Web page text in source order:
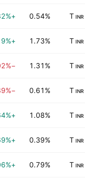
INR
0.54%
+0.32%
INR
1.73%
+0.19%
INR
1.31%
−0.02%
INR
0.61%
−0.39%
INR
1.08%
+0.64%
INR
0.39%
+0.69%
INR
0.79%
+0.06%